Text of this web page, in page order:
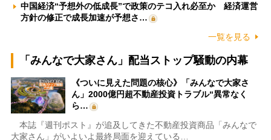
中国経済“予想外の低成長”で政策のテコ入れ必至か 経済運営
方針の修正で成長加速が予想さ…
一覧を見る
「みんなで大家さん」配当ストップ騒動の内幕
《ついに見えた問題の核心》「みんなで大家さ
ん」2000億円超不動産投資トラブル“異常なく
ら…
本誌『週刊ポスト』が追及してきた不動産投資商品「みんなで
大家さん」がいよいよ最終局面を迎えている…